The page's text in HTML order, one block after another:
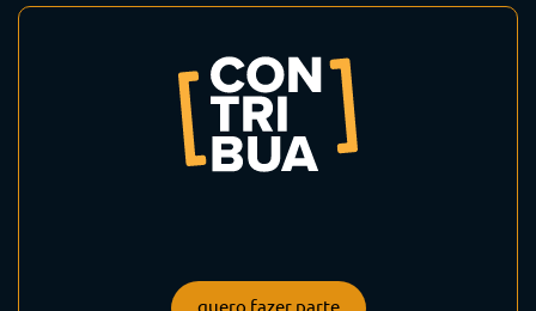
quero fazer parte